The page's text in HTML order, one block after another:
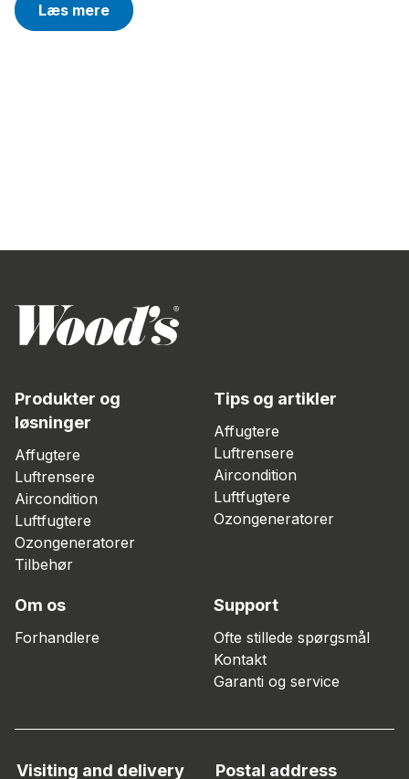
Læs mere
Produkter og
løsninger
Affugtere
Luftrensere
Aircondition
Luftfugtere
Ozongeneratorer
Tilbehør
Tips og artikler
Affugtere
Luftrensere
Aircondition
Luftfugtere
Ozongeneratorer
Om os
Forhandlere
Support
Ofte stillede spørgsmål
Kontakt
Garanti og service
Visiting and delivery Postal address